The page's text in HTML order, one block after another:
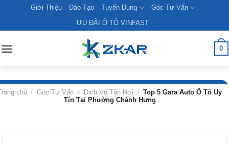
content
Giới Thiệu Đào Tạo Tuyển Dụng
Góc Tư Vấn
ƯU ĐÃI Ô TÔ VINFAST
0
chủ / Góc Tư Vấn / Dịch Vụ Tận Nơi / Top 5 Gara Auto Ô Tô Uy
Tín Tại Phường Chánh Hưng